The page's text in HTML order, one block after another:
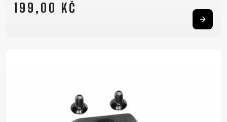
199,00 KČ